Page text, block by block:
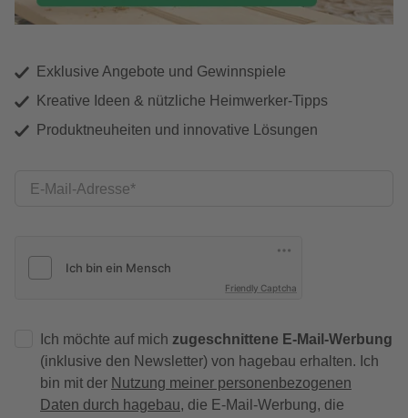
Exklusive Angebote und Gewinnspiele
Kreative Ideen & nützliche Heimwerker-Tipps
Produktneuheiten und innovative Lösungen
E-Mail-Adresse
Friendly Captcha
Ich möchte auf mich zugeschnittene E-Mail-Werbung
(inklusive den Newsletter) von hagebau erhalten. Ich
bin mit der Nutzung meiner personenbezogenen
Daten durch hagebau, die E-Mail-Werbung, die